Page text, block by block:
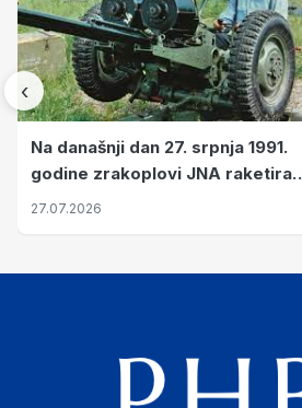
‹
Na današnji dan 27. srpnja 1991.
godine zrakoplovi JNA raketirali
su vojarnu i obučni centar "Nikola
27.07.2026